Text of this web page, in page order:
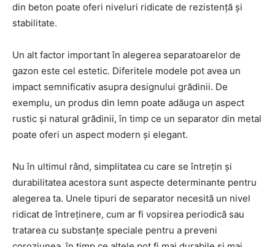
din beton poate oferi niveluri ridicate de rezistență și
stabilitate.
Un alt factor important în alegerea separatoarelor de
gazon este cel estetic. Diferitele modele pot avea un
impact semnificativ asupra designului grădinii. De
exemplu, un produs din lemn poate adăuga un aspect
rustic și natural grădinii, în timp ce un separator din metal
poate oferi un aspect modern și elegant.
Nu în ultimul rând, simplitatea cu care se întrețin și
durabilitatea acestora sunt aspecte determinante pentru
alegerea ta. Unele tipuri de separator necesită un nivel
ridicat de întreținere, cum ar fi vopsirea periodică sau
tratarea cu substanțe speciale pentru a preveni